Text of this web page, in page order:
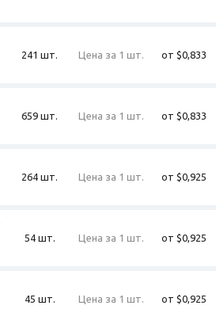
241 шт. Цена за 1 шт. от $0,833
659 шт. Цена за 1 шт. от $0,833
264 шт. Цена за 1 шт. от $0,925
54 шт. Цена за 1 шт. от $0,925
45 шт. Цена за 1 шт. от $0,925